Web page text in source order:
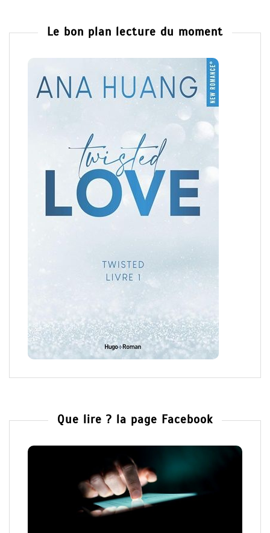
Le bon plan lecture du moment
Que lire ? la page Facebook